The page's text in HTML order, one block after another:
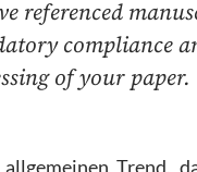
referenced
compliance
of your paper.
Trend,